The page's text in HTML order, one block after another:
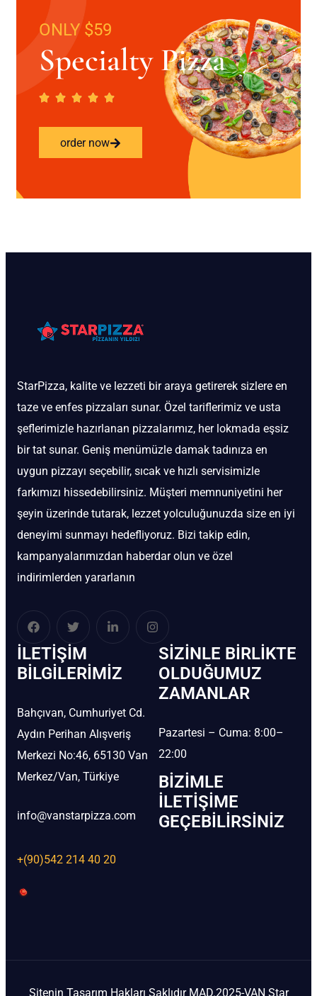
ONLY $59
Specialty Pizza
order now
StarPizza, kalite ve lezzeti bir araya getirerek sizlere en
taze ve enfes pizzaları sunar. Özel tariflerimiz ve usta
şeflerimizle hazırlanan pizzalarımız, her lokmada eşsiz
bir tat sunar. Geniş menümüzle damak tadınıza en
uygun pizzayı seçebilir, sıcak ve hızlı servisimizle
farkımızı hissedebilirsiniz. Müşteri memnuniyetini her
şeyin üzerinde tutarak, lezzet yolculuğunuzda size en iyi
deneyimi sunmayı hedefliyoruz. Bizi takip edin,
kampanyalarımızdan haberdar olun ve özel
indirimlerden yararlanın
İLETIŞIM
BİLGILERIMIZ
Bahçıvan, Cumhuriyet Cd.
Aydın Perihan Alışveriş
Merkezi No:46, 65130 Van
Merkez/Van, Türkiye
info@vanstarpizza.com
+(90)542 214 40 20
SIZINLE BIRLIKTE
OLDUĞUMUZ
ZAMANLAR
Pazartesi – Cuma: 8:00–
22:00
BIZIMLE
İLETIŞIME
GEÇEBILIRSINIZ
Sitenin Tasarım Hakları Saklıdır MAD.2025-VAN Star